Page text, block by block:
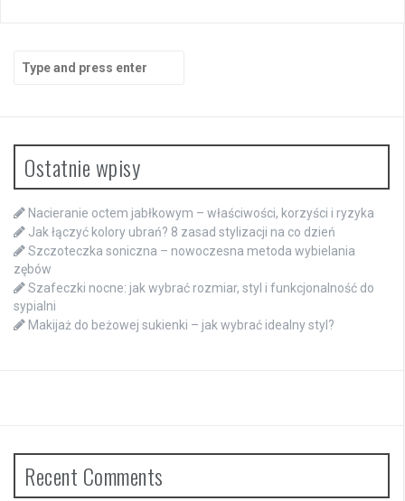
for:
Ostatnie wpisy
Nacieranie octem jabłkowym – właściwości, korzyści i ryzyka
Jak łączyć kolory ubrań? 8 zasad stylizacji na co dzień
Szczoteczka soniczna – nowoczesna metoda wybielania
zębów
Szafeczki nocne: jak wybrać rozmiar, styl i funkcjonalność do
sypialni
Makijaż do beżowej sukienki – jak wybrać idealny styl?
Recent Comments